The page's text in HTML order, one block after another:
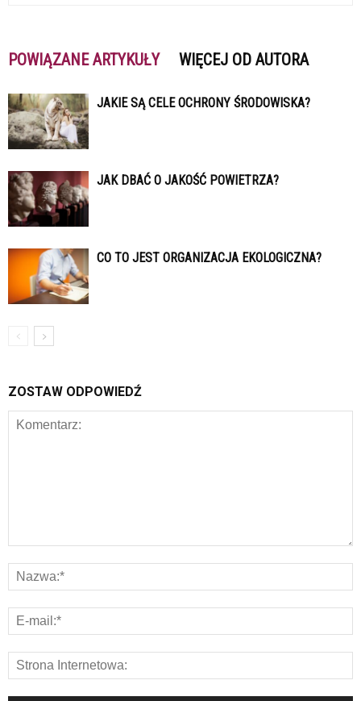
POWIĄZANE ARTYKUŁY WIĘCEJ OD AUTORA
JAKIE SĄ CELE OCHRONY ŚRODOWISKA?
JAK DBAĆ O JAKOŚĆ POWIETRZA?
CO TO JEST ORGANIZACJA EKOLOGICZNA?
ZOSTAW ODPOWIEDŹ